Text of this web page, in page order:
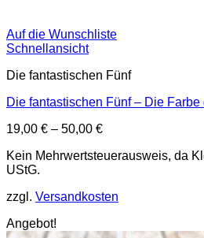
Auf die Wunschliste
Schnellansicht
Die fantastischen Fünf
Die fantastischen Fünf – Die Farbe
19,00 € – 50,00 €
Kein Mehrwertsteuerausweis, da
UStG.
zzgl. Versandkosten
Angebot!